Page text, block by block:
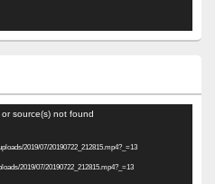
source(s) not found
2019/07/20190722_212815.mp4?_=13
2019/07/20190722_212815.mp4?_=13